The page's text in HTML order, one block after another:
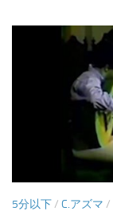
5分以下/ C.アズマ /